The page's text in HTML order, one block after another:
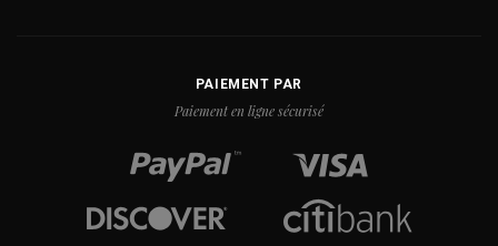
PAIEMENT PAR
Paiement en ligne sécurisé